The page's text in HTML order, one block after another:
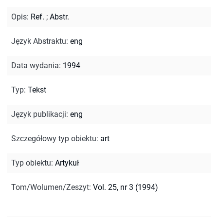
Opis: Ref. ; Abstr.
Język Abstraktu: eng
Data wydania: 1994
Typ: Tekst
Język publikacji: eng
Szczegółowy typ obiektu: art
Typ obiektu: Artykuł
Tom/Wolumen/Zeszyt: Vol. 25, nr 3 (1994)